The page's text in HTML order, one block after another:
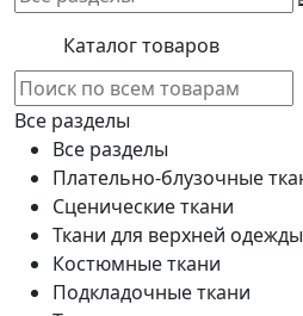
Каталог товаров
Все разделы
Все разделы
Плательно-блузочные
Сценические ткани
Ткани для верхней одежды
Костюмные ткани
Подкладочные ткани